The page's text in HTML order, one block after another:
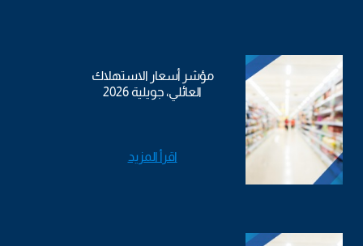
مؤشر أسعار الاستهلاك
العائلي، جويلية 2026
اقرأ المزيد